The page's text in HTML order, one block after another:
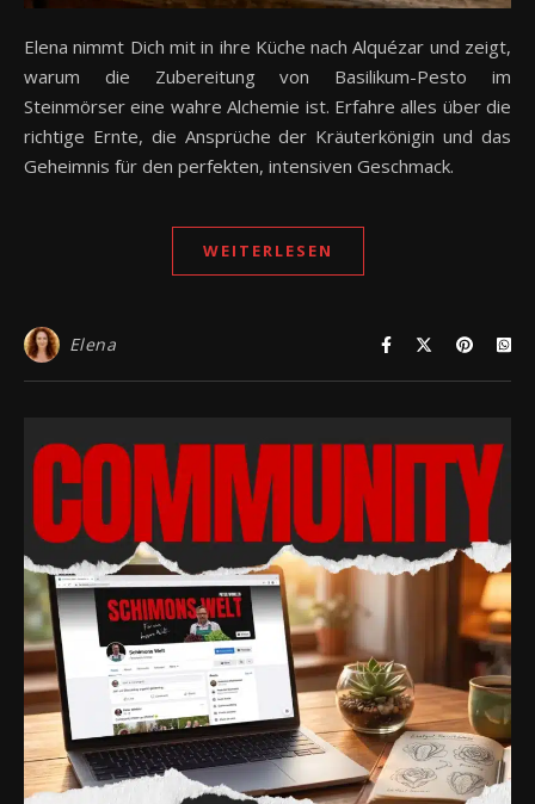
Elena nimmt Dich mit in ihre Küche nach Alquézar und zeigt,
warum die Zubereitung von Basilikum-Pesto im
Steinmörser eine wahre Alchemie ist. Erfahre alles über die
richtige Ernte, die Ansprüche der Kräuterkönigin und das
Geheimnis für den perfekten, intensiven Geschmack.
WEITERLESEN
Elena